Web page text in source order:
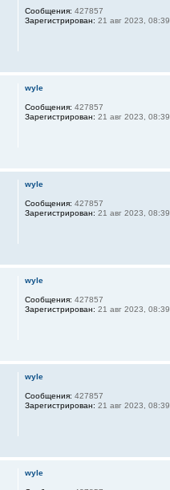
Сообщения: 427857
Зарегистрирован: 21 авг 2023, 08:39
wyle
Сообщения: 427857
Зарегистрирован: 21 авг 2023, 08:39
wyle
Сообщения: 427857
Зарегистрирован: 21 авг 2023, 08:39
wyle
Сообщения: 427857
Зарегистрирован: 21 авг 2023, 08:39
wyle
Сообщения: 427857
Зарегистрирован: 21 авг 2023, 08:39
wyle